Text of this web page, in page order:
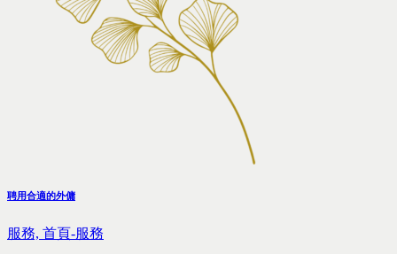
聘用合適的外傭
服務, 首頁-服務